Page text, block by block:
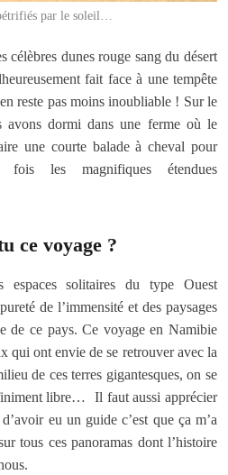
par le soleil…
célèbres dunes rouge sang du désert
fait face à une tempête
reste pas moins inoubliable ! Sur le
avons dormi dans une ferme où le
une courte balade à cheval pour
fois les magnifiques étendues
ce voyage ?
espaces solitaires du type Ouest
de l’immensité et des paysages
de ce pays. Ce voyage en Namibie
qui ont envie de se retrouver avec la
de ces terres gigantesques, on se
libre… Il faut aussi apprécier
eu un guide c’est que ça m’a
tous ces panoramas dont l’histoire